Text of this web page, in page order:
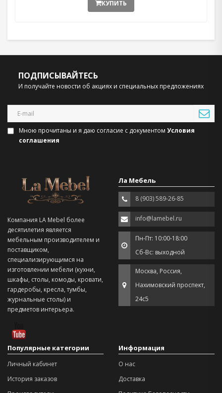
КУПИТЬ
ПОДПИСЫВАЙТЕСЬ
И получайте новости об акциях и специальных предложениях
Мною прочитаны и я даю согласие с документом Условия
соглашения
Компания LA Mebel более
десятилетия является
мебельным производителем и
поставщиком,
специализирующимся на
изготовлении мебели (кухни,
шкафы, столы, комоды, кровати,
гардеробы, кресла, тумбы,
журнальные столы) и
предметов интерьера.
Ла Мебель
8 (903) 589-26-85
info@lamebel.ru
Пн-Пт: 10:00-18:00
Сб-Вс: выходной
Москва, Россия,
Нахимовский проспект,
24с5
Популярные категории
Личный кабинет
История заказов
Информация
О нас
Доставка